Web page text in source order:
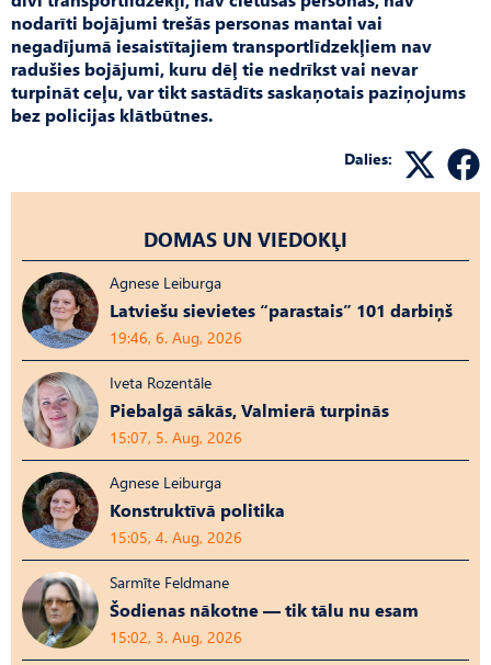
nodarīti bojājumi trešās personas mantai vai
negadījumā iesaistītajiem transportlīdzekļiem nav
radušies bojājumi, kuru dēļ tie nedrīkst vai nevar
turpināt ceļu, var tikt sastādīts saskaņotais paziņojums
bez policijas klātbūtnes.
Dalies:
DOMAS UN VIEDOKĻI
Agnese Leiburga
Latviešu sievietes “parastais” 101 darbiņš
19:46, 6. Aug, 2026
Iveta Rozentāle
Piebalgā sākās, Valmierā turpinās
15:07, 5. Aug, 2026
Agnese Leiburga
Konstruktīvā politika
15:05, 4. Aug, 2026
Sarmīte Feldmane
Šodienas nākotne — tik tālu nu esam
15:02, 3. Aug, 2026